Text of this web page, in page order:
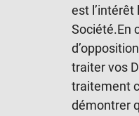
est
Société.En
traiter vos
traitement
démontrer